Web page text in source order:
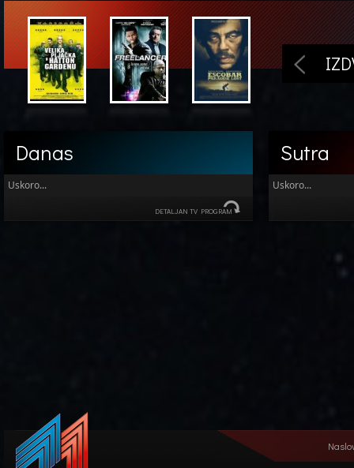
Danas
Uskoro...
DETALJAN TV PROGRAM
Sutra
Uskoro...